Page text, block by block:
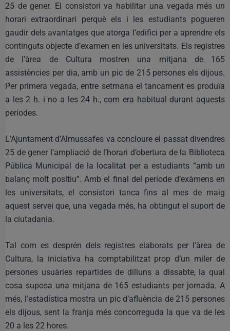
25 de gener. El consistori va habilitar una vegada més un
horari extraordinari perquè els i les estudiants pogueren
gaudir dels avantatges que atorga l’edifici per a aprendre els
continguts objecte d’examen en les universitats. Els registres
de l’àrea de Cultura mostren una mitjana de 165
assistències per dia, amb un pic de 215 persones els dijous.
Per primera vegada, entre setmana el tancament es produïa
a les 2 h. i no a les 24 h., com era habitual durant aquests
períodes.
L’Ajuntament d’Almussafes va concloure el passat divendres
25 de gener l’ampliació de l’horari d’obertura de la Biblioteca
Pública Municipal de la localitat per a estudiants “amb un
balanç molt positiu”. Amb el final del període d’exàmens en
les universitats, el consistori tanca fins al mes de maig
aquest servei que, una vegada més, ha obtingut el suport de
la ciutadania.
Tal com es desprén dels registres elaborats per l’àrea de
Cultura, la iniciativa ha comptabilitzat prop d’un miler de
persones usuàries repartides de dilluns a dissabte, la qual
cosa suposa una mitjana de 165 estudiants per jornada. A
més, l’estadística mostra un pic d’afluència de 215 persones
els dijous, sent la franja més concorreguda la que va de les
20 a les 22 hores.